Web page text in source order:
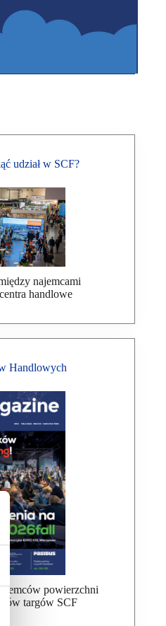
udział w SCF?
najemcami
handlowe
Handlowych
powierzchni
targów SCF